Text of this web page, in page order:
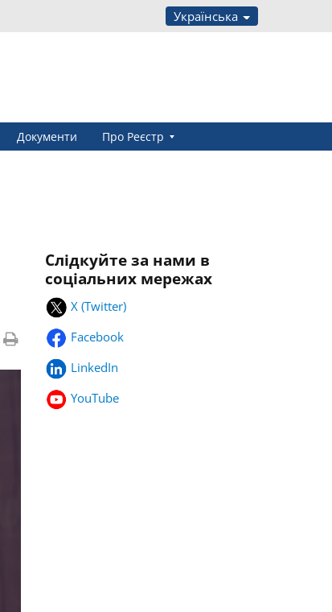
Українська
Документи Про Реєстр
Слідкуйте за нами в
соціальних мережах
X (Twitter)
Facebook
LinkedIn
YouTube